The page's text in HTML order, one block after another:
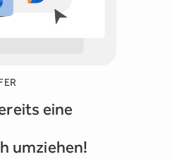
eine
umziehen!